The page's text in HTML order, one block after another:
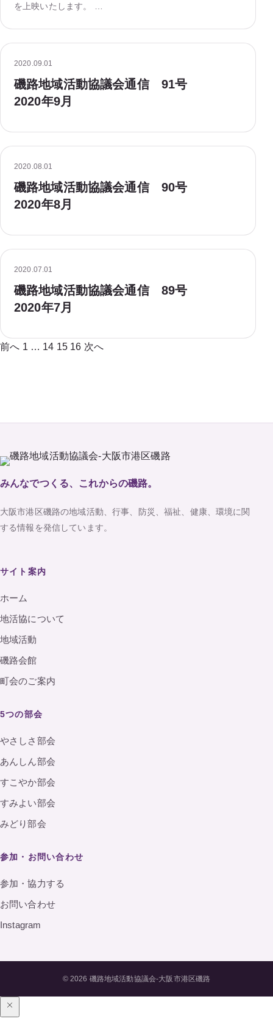
を上映いたします。 …
2020.09.01
磯路地域活動協議会通信 91号
2020年9月
2020.08.01
磯路地域活動協議会通信 90号
2020年8月
2020.07.01
磯路地域活動協議会通信 89号
2020年7月
投稿のページ送り
前へ 1 … 14 15 16 次へ
みんなでつくる、これからの磯路。
大阪市港区磯路の地域活動、行事、防災、福祉、健康、環境に関
する情報を発信しています。
サイト案内
ホーム
地活協について
地域活動
磯路会館
町会のご案内
5つの部会
やさしさ部会
あんしん部会
すこやか部会
すみよい部会
みどり部会
参加・お問い合わせ
参加・協力する
お問い合わせ
Instagram
© 2026 磯路地域活動協議会-大阪市港区磯路